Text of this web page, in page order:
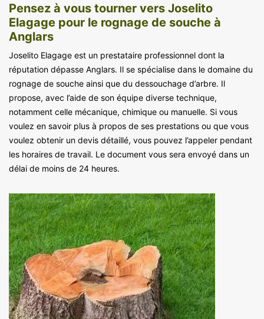
Pensez à vous tourner vers Joselito
Elagage pour le rognage de souche à
Anglars
Joselito Elagage est un prestataire professionnel dont la
réputation dépasse Anglars. Il se spécialise dans le domaine du
rognage de souche ainsi que du dessouchage d’arbre. Il
propose, avec l’aide de son équipe diverse technique,
notamment celle mécanique, chimique ou manuelle. Si vous
voulez en savoir plus à propos de ses prestations ou que vous
voulez obtenir un devis détaillé, vous pouvez l’appeler pendant
les horaires de travail. Le document vous sera envoyé dans un
délai de moins de 24 heures.